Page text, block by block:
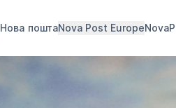
Нова поштаNova Post Europe